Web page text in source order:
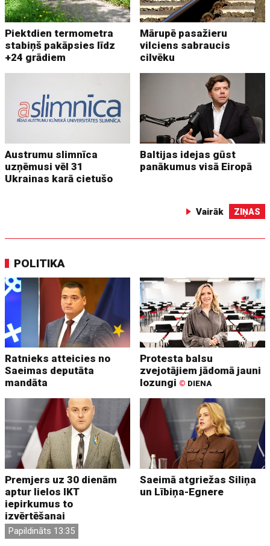
Piektdien termometra
stabiņš pakāpsies līdz
+24 grādiem
Mārupē pasažieru
vilciens sabraucis
cilvēku
Austrumu slimnīca
uzņēmusi vēl 31
Ukrainas karā cietušo
Baltijas idejas gūst
panākumus visā Eiropā
Vairāk ZIŅAS
POLITIKA
Ratnieks atteicies no
Saeimas deputāta
mandāta
Protesta balsu
zvejotājiem jādomā jauni
lozungi © DIENA
Premjers uz 30 dienām
aptur lielos IKT
iepirkumus to
izvērtēšanai
Papildināts 13:35
Saeimā atgriežas Siliņa
un Lībiņa-Egnere